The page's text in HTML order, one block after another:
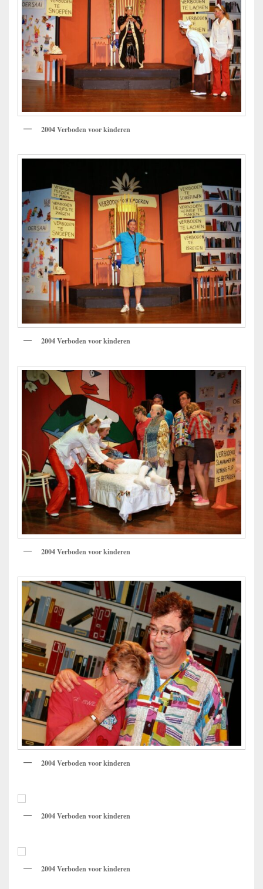
2004 Verboden voor kinderen
2004 Verboden voor kinderen
2004 Verboden voor kinderen
2004 Verboden voor kinderen
2004 Verboden voor kinderen
2004 Verboden voor kinderen